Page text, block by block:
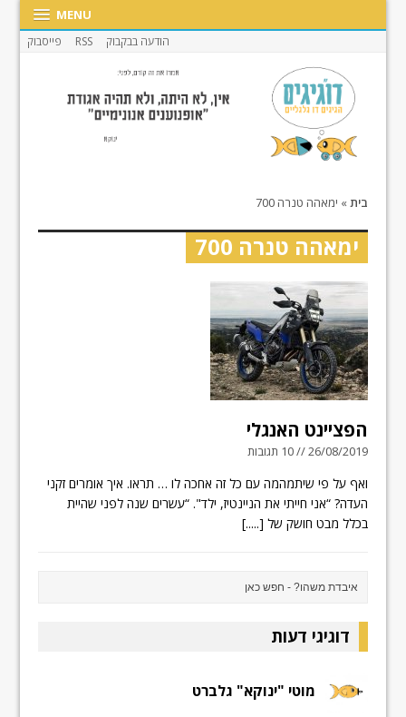
MENU
הודעה בבקבוק RSS פייסבוק
בית» ימאהה טנרה 700
ימאהה טנרה 700
הפציינט האנגלי
26/08/2019 // 10 תגובות
ואף על פי שיתמהמה עם כל זה אחכה לו … תראו. איך אומרים זקני
העדה? “אני חייתי את הניינטיז, ילד". “עשרים שנה לפני שהיית
בכלל מבט חושק של [.....]
דוגיגי דעות
מוטי "ינוקא" גלברט